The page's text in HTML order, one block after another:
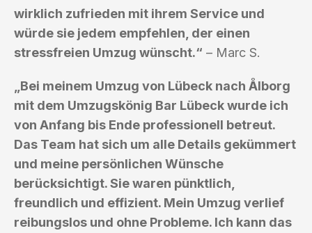
wirklich zufrieden mit ihrem Service und
würde sie jedem empfehlen, der einen
stressfreien Umzug wünscht.“ – Marc S.
„Bei meinem Umzug von Lübeck nach Ålborg
mit dem Umzugskönig Bar Lübeck wurde ich
von Anfang bis Ende professionell betreut.
Das Team hat sich um alle Details gekümmert
und meine persönlichen Wünsche
berücksichtigt. Sie waren pünktlich,
freundlich und effizient. Mein Umzug verlief
reibungslos und ohne Probleme. Ich kann das